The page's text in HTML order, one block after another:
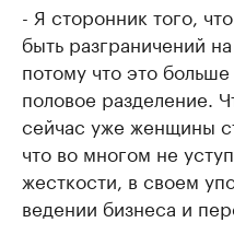
- Я сторонник того,
быть разграничений
потому что это
половое разделение.
сейчас уже женщины
что во многом не
жесткости, в своем
ведении бизнеса и